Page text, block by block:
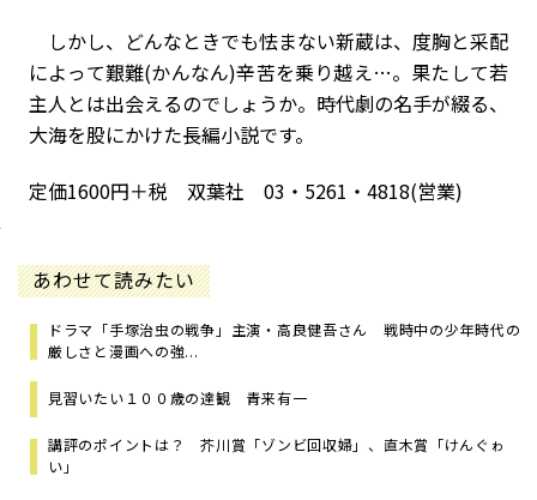
しかし、どんなときでも怯まない新蔵は、度胸と采配
によって艱難(かんなん)辛苦を乗り越え…。果たして若
主人とは出会えるのでしょうか。時代劇の名手が綴る、
大海を股にかけた長編小説です。
定価1600円＋税 双葉社 03・5261・4818(営業)
あわせて読みたい
ドラマ「手塚治虫の戦争」主演・高良健吾さん 戦時中の少年時代の
厳しさと漫画への強...
見習いたい１００歳の達観 青来有一
講評のポイントは？ 芥川賞「ゾンビ回収婦」、直木賞「けんぐゎ
い」